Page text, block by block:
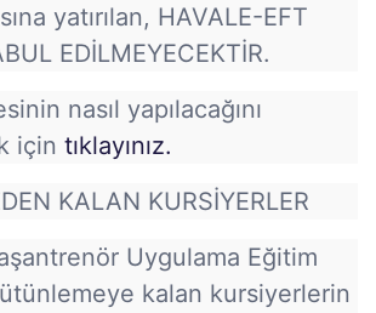
yatırılan, HAVALE-EFT
EDİLMEYECEKTİR.
nasıl yapılacağını
için tıklayınız.
KALAN KURSİYERLER
Uygulama Eğitim
kalan kursiyerlerin